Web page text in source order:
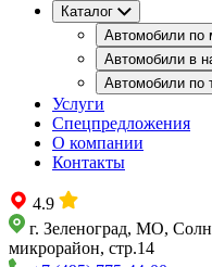
Каталог
Автомобили по
Автомобили в
Автомобили по
Услуги
Спецпредложения
О компании
Контакты
4.9
г. Зеленоград, МО,
микрорайон, стр.14